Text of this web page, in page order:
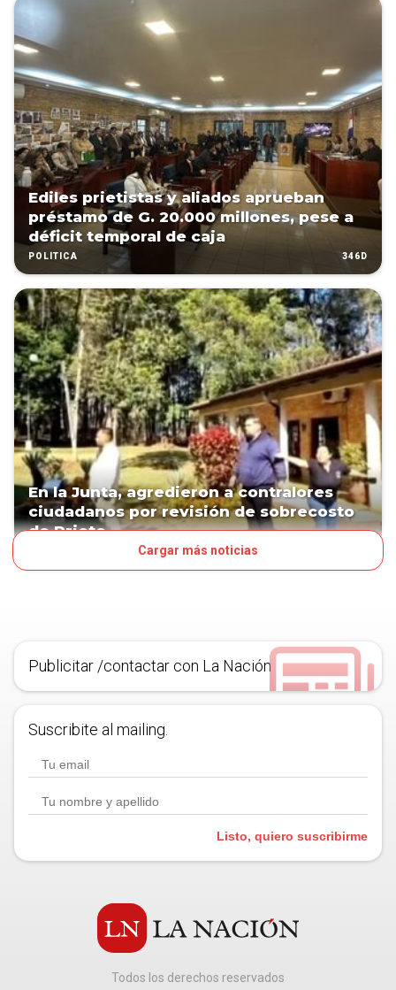
Ediles prietistas y aliados aprueban
préstamo de G. 20.000 millones, pese a
déficit temporal de caja
POLÍTICA 346D
En la Junta, agredieron a contralores
ciudadanos por revisión de sobrecosto
de Prieto
Cargar más noticias
Publicitar /contactar con La Nación
Suscribite al mailing.
Listo, quiero suscribirme
Todos los derechos reservados